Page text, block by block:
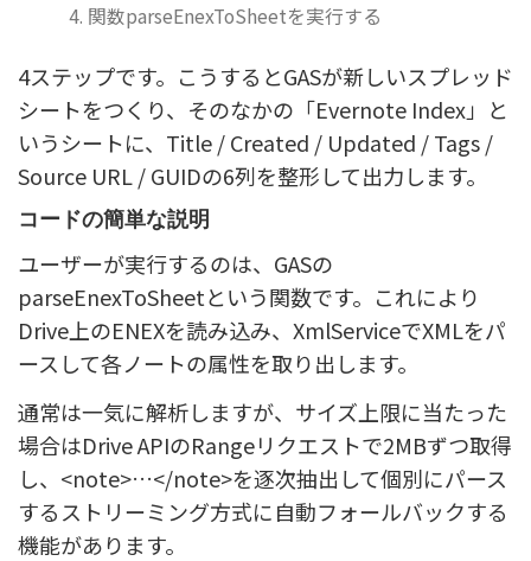
関数parseEnexToSheetを実行する
4ステップです。こうするとGASが新しいスプレッド
シートをつくり、そのなかの「Evernote Index」と
いうシートに、Title / Created / Updated / Tags /
Source URL / GUIDの6列を整形して出力します。
コードの簡単な説明
ユーザーが実行するのは、GASの
parseEnexToSheetという関数です。これにより
Drive上のENEXを読み込み、XmlServiceでXMLをパ
ースして各ノートの属性を取り出します。
通常は一気に解析しますが、サイズ上限に当たった
場合はDrive APIのRangeリクエストで2MBずつ取得
し、<note>…</note>を逐次抽出して個別にパース
するストリーミング方式に自動フォールバックする
機能があります。